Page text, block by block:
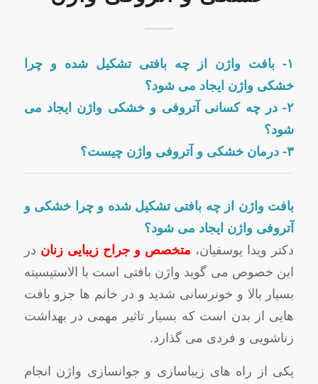
۱- بافت واژن از چه بافتی تشکیل شده و چرا
خشکی واژن ایجاد می شود؟
۲- در چه کسانی آتروفی و خشکی واژن ایجاد می
شود؟
۳- درمان خشکی و آتروفی واژن چیست؟
بافت واژن از چه بافتی تشکیل شده و چرا خشکی و
آتروفی واژن ایجاد می شود؟
دکتر ویدا یوسفیان، متخصص و جراح زیبایی زنان در
این خصوص می گوید واژن بافتی است با الاستیسیته
بسیار بالا و خونرسانی شدید و در خانم ها جزو بافت
هایی از بدن است که بسیار تاثیر مهمی در بهداشت
زناشویی و فردی می گذارد.
یکی از راه های زیباسازی و جوانسازی واژن انجام